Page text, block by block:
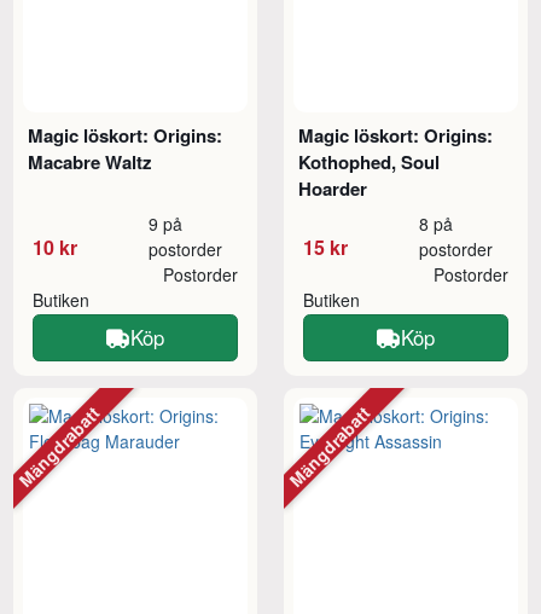
Magic löskort: Origins:
Macabre Waltz
10 kr
9 på
postorder
Butiken
Postorder
Köp
Magic löskort: Origins:
Kothophed, Soul
Hoarder
15 kr
8 på
postorder
Butiken
Postorder
Köp
Mängdrabatt Mängdrabatt